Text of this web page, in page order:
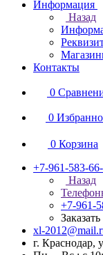
Информация
Назад
Контакты
0
0
0 Корзина
+7-961-583-
Назад
+7-961-
xl-
г. Краснодар,